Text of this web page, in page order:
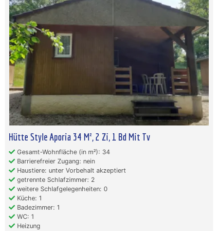
Hütte Style Aporia 34 M², 2 Zi, 1 Bd Mit Tv
Gesamt-Wohnfläche (in m²): 34
Barrierefreier Zugang: nein
Haustiere: unter Vorbehalt akzeptiert
getrennte Schlafzimmer: 2
weitere Schlafgelegenheiten: 0
Küche: 1
Badezimmer: 1
WC: 1
Heizung